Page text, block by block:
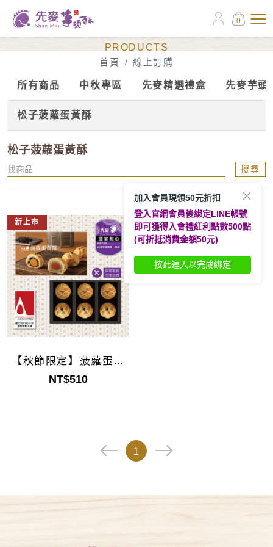
0
PRODUCTS
首頁
線上訂購
所有商品 中秋專區 先麥精選禮盒 先麥芋頭
松子菠蘿蛋黃酥
松子菠蘿蛋黃酥
搜尋
新上市
【秋節限定】菠蘿蛋黃
酥禮盒6入
NT$510
1
加入會員現領50元折扣
登入官網會員後綁定LINE帳號
即可獲得入會禮紅利點數500點
(可折抵消費金額50元)
按此進入以完成綁定